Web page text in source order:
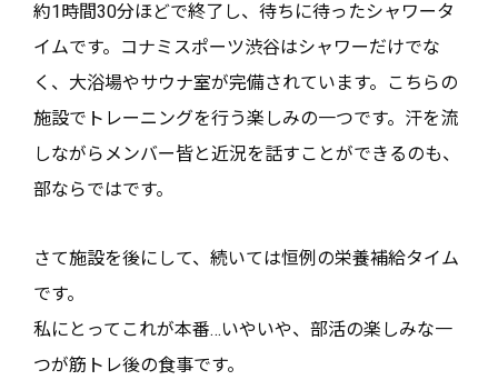
約1時間30分ほどで終了し、待ちに待ったシャワータ
イムです。コナミスポーツ渋谷はシャワーだけでな
く、大浴場やサウナ室が完備されています。こちらの
施設でトレーニングを行う楽しみの一つです。汗を流
しながらメンバー皆と近況を話すことができるのも、
部ならではです。
さて施設を後にして、続いては恒例の栄養補給タイム
です。
私にとってこれが本番…いやいや、部活の楽しみな一
つが筋トレ後の食事です。